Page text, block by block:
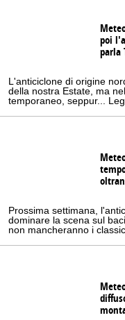
poi
parla
L'anticiclone di origine
della nostra Estate, ma
temporaneo, seppur...
Prossima settimana,
dominare la scena sul
non mancheranno i